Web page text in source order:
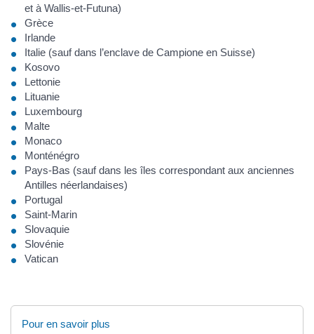
et à Wallis-et-Futuna)
Grèce
Irlande
Italie (sauf dans l’enclave de Campione en Suisse)
Kosovo
Lettonie
Lituanie
Luxembourg
Malte
Monaco
Monténégro
Pays-Bas (sauf dans les îles correspondant aux anciennes
Antilles néerlandaises)
Portugal
Saint-Marin
Slovaquie
Slovénie
Vatican
Pour en savoir plus